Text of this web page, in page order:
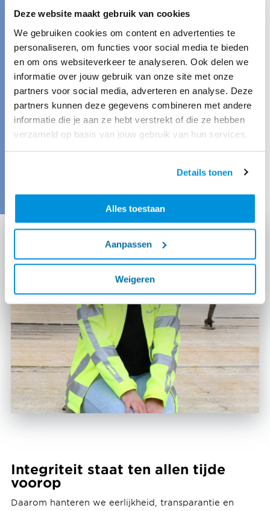
Deze website maakt gebruik van cookies
We gebruiken cookies om content en advertenties te
personaliseren, om functies voor social media te bieden
en om ons websiteverkeer te analyseren. Ook delen we
informatie over jouw gebruik van onze site met onze
partners voor social media, adverteren en analyse. Deze
partners kunnen deze gegevens combineren met andere
informatie die je aan ze hebt verstrekt of die ze hebben
verzameld op basis van jouw gebruik van hun services.
Details tonen
Alles toestaan
Aanpassen
Weigeren
zijn altijd op zoek
Jaarlijks plaatst onze Recruiter Claire de Groot
ruim honderd stagiairs en trainees bij onze
projecten en organisatieonderdelen in heel
Nederland. Daar zijn we blij mee, want deze
jonge talenten voegen veel energie, kennis en
ambitie toe aan onze teams. Bovendien blijven
zij na hun afstuderen vaak bij ons werken.
Integriteit staat ten allen tijde
voorop
Daarom hanteren we eerlijkheid, transparantie en